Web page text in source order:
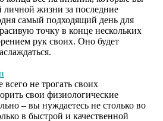
жизни за последние
самый подходящий день для
точку в конце нескольких
рук своих. Оно будет
не трогать своих
свои физиологические
– вы нуждаетесь не столько во
в быстрой и качественной